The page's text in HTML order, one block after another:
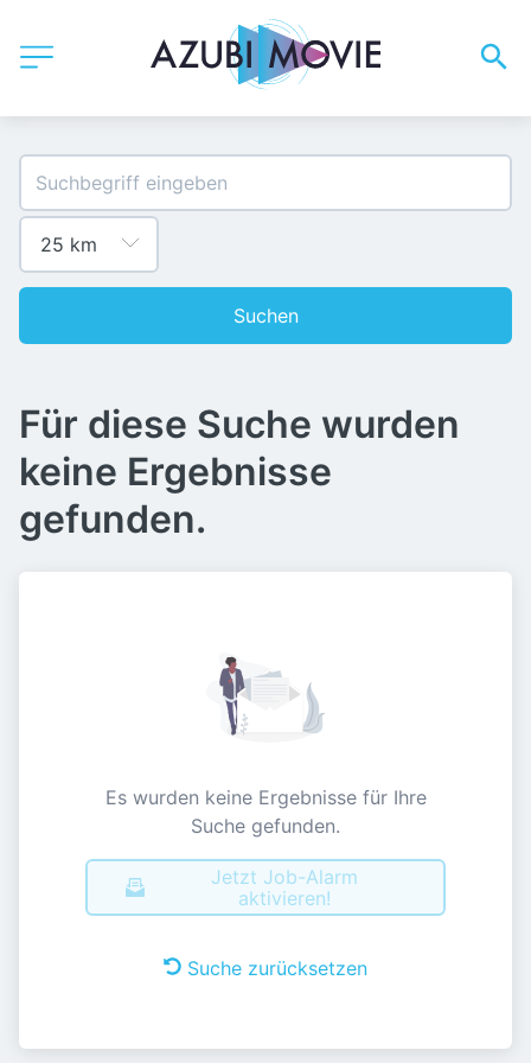
Suchen
Für diese Suche wurden
keine Ergebnisse
gefunden.
Es wurden keine Ergebnisse für Ihre
Suche gefunden.
Jetzt Job-Alarm
aktivieren!
Suche zurücksetzen